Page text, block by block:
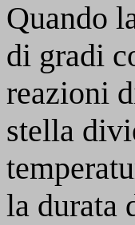
Quando
di gradi
reazioni
stella
la durata